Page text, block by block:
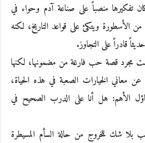
تفكيرها منصباً على صناعة آدم وحواء في
الأسطورة ويتكئ على قواعد التاريخ، لكنه
قادراً على التجاوز.
مجرد قصة حب فارغة من مضمونها، لكنها
معاني الخيارات الصعبة في هذه الحياة،
الأهم: هل أنا على الدرب الصحيح في
بلا شك للخروج من حالة السأم المسيطرة